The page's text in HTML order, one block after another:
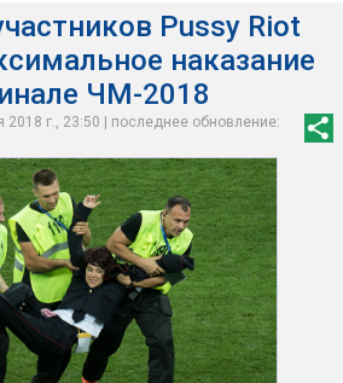
Pussy Riot
наказание
ЧМ-2018
г., 23:50 | последнее обновление: